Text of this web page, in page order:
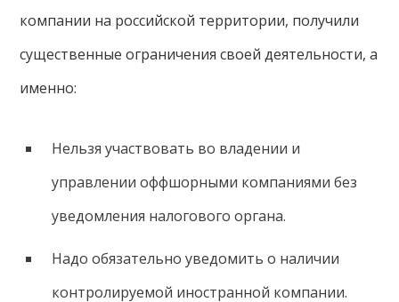
компании на российской территории, получили
существенные ограничения своей деятельности, а
именно:
Нельзя участвовать во владении и
управлении оффшорными компаниями без
уведомления налогового органа.
Надо обязательно уведомить о наличии
контролируемой иностранной компании.